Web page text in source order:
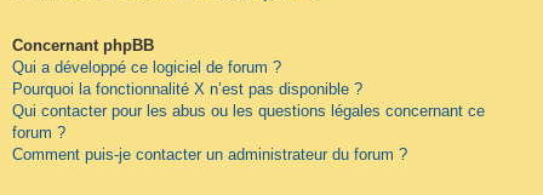
Concernant phpBB
Qui a développé ce logiciel de forum ?
Pourquoi la fonctionnalité X n’est pas disponible ?
Qui contacter pour les abus ou les questions légales concernant ce
forum ?
Comment puis-je contacter un administrateur du forum ?